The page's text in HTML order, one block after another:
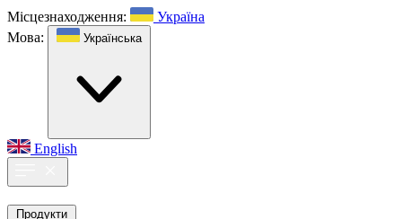
Місцезнаходження:
Україна
Мова:
Українська
English
Продукти